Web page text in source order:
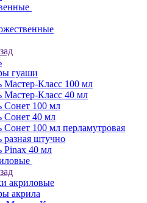
гуаши
Мастер-Класс 100 мл
Мастер-Класс 40 мл
Сонет 100 мл
Сонет 40 мл
Сонет 100 мл перламутровая
разная штучно
Pinax 40 мл
акриловые
акрила